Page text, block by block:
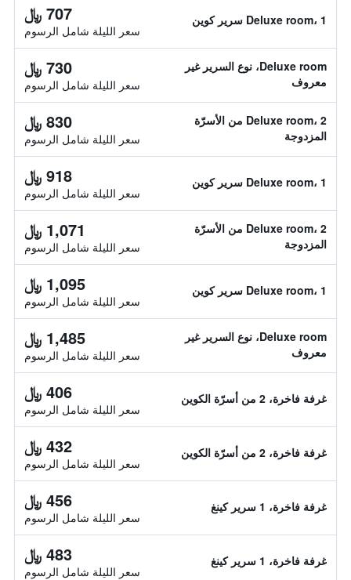
Deluxe room، 1 سرير كوين 707 ﷼
سعر الليلة شامل الرسوم
Deluxe room، نوع السرير غير
معروف
730 ﷼
سعر الليلة شامل الرسوم
Deluxe room، 2 من الأسرّة
المزدوجة
830 ﷼
سعر الليلة شامل الرسوم
Deluxe room، 1 سرير كوين 918 ﷼
سعر الليلة شامل الرسوم
Deluxe room، 2 من الأسرّة
المزدوجة
1,071 ﷼
سعر الليلة شامل الرسوم
Deluxe room، 1 سرير كوين 1,095 ﷼
سعر الليلة شامل الرسوم
Deluxe room، نوع السرير غير
معروف
1,485 ﷼
سعر الليلة شامل الرسوم
غرفة فاخرة، 2 من أسرّة الكوين 406 ﷼
سعر الليلة شامل الرسوم
غرفة فاخرة، 2 من أسرّة الكوين 432 ﷼
سعر الليلة شامل الرسوم
غرفة فاخرة، 1 سرير كينغ 456 ﷼
سعر الليلة شامل الرسوم
غرفة فاخرة، 1 سرير كينغ 483 ﷼
سعر الليلة شامل الرسوم